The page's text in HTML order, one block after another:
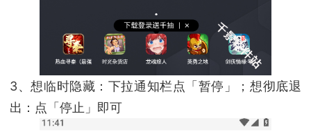
3、想临时隐藏：下拉通知栏点「暂停」；想彻底退
出：点「停止」即可